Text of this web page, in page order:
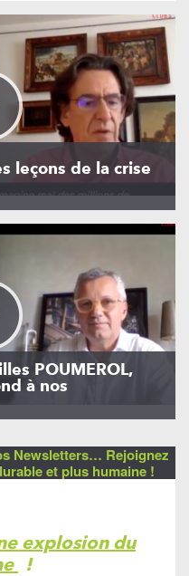
leçons de la crise
POUMEROL,
à nos
Newsletters… Rejoignez
et plus humaine !
explosion du
!